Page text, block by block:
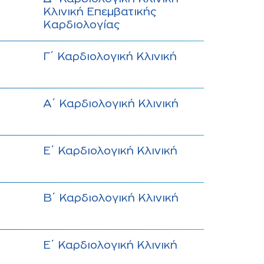
Kλινική Eπεμβατικής
Kαρδιολογίας
Γ΄ Καρδιολογική Κλινική
Α΄ Καρδιολογική Κλινική
Ε΄ Καρδιολογική Κλινική
Β΄ Καρδιολογική Κλινική
Ε΄ Καρδιολογική Κλινική